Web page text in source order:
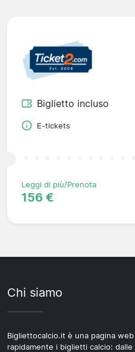
Biglietto incluso
E-tickets
Leggi di più/Prenota
156 €
Chi siamo
Bigliettocalcio.it è una pagina
rapidamente i biglietti calcio: